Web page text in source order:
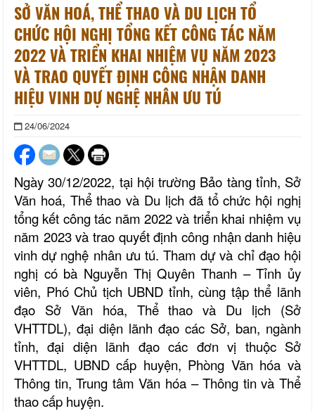
SỞ VĂN HOÁ, THỂ THAO VÀ DU LỊCH TỔ
CHỨC HỘI NGHỊ TỔNG KẾT CÔNG TÁC NĂM
2022 VÀ TRIỂN KHAI NHIỆM VỤ NĂM 2023
VÀ TRAO QUYẾT ĐỊNH CÔNG NHẬN DANH
HIỆU VINH DỰ NGHỆ NHÂN ƯU TÚ
24/06/2024
Ngày 30/12/2022, tại hội trường Bảo tàng tỉnh, Sở
Văn hoá, Thể thao và Du lịch đã tổ chức hội nghị
tổng kết công tác năm 2022 và triển khai nhiệm vụ
năm 2023 và trao quyết định công nhận danh hiệu
vinh dự nghệ nhân ưu tú. Tham dự và chỉ đạo hội
nghị có bà Nguyễn Thị Quyên Thanh – Tỉnh ủy
viên, Phó Chủ tịch UBND tỉnh, cùng tập thể lãnh
đạo Sở Văn hóa, Thể thao và Du lịch (Sở
VHTTDL), đại diện lãnh đạo các Sở, ban, ngành
tỉnh, đại diện lãnh đạo các đơn vị thuộc Sở
VHTTDL, UBND cấp huyện, Phòng Văn hóa và
Thông tin, Trung tâm Văn hóa – Thông tin và Thể
thao cấp huyện.